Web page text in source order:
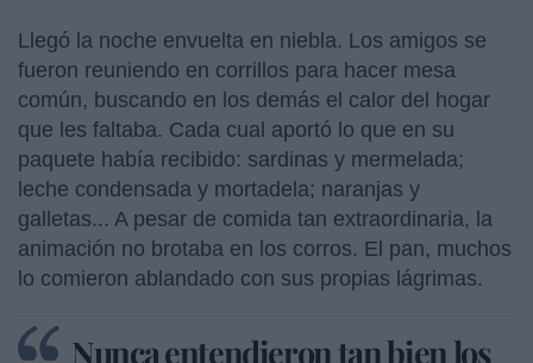
Llegó la noche envuelta en niebla. Los amigos se
fueron reuniendo en corrillos para hacer mesa
común, buscando en los demás el calor del hogar
que les faltaba. Cada cual aportó lo que en su
paquete había recibido: sardinas y mermelada;
leche condensada y mortadela; naranjas y
galletas... A pesar de comida tan extraordinaria, la
animación no brotaba en los corros. El pan, muchos
lo comieron ablandado con sus propias lágrimas.
Nunca entendieron tan bien los